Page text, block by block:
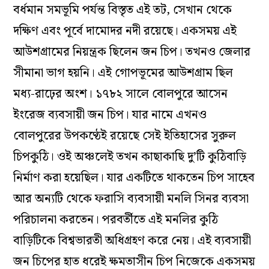
বর্ধমান সমভূমি পর্যন্ত বিস্তৃত এই তট, সেখান থেকে
দক্ষিণ এবং পূর্বে দামোদর নদী রয়েছে। একসময় এই
আউশগ্রামের নিয়ন্ত্রক ছিলেন জন চিপ। তখনও জেলার
সীমানা ভাগ হয়নি। এই গোপভূমের আউশগ্রাম ছিল
মধ্য-রাঢ়ের অংশ। ১৭৮২ সালে বোলপুরে আসেন
ইংরেজ ব্যবসায়ী জন চিপ। যার নামে এখনও
বোলপুরের উপকণ্ঠেই রয়েছে সেই ইতিহাসের সুরুল
চিপকুঠি। ওই অঞ্চলেই তখন কাছাকাছি দু’টি কুঠিবাড়ি
নির্মাণ করা হয়েছিল। যার একটিতে থাকতেন চিপ সাহেব
আর অন্যটি থেকে ফরাসি ব্যবসায়ী মনলি সিনর ব্যবসা
পরিচালনা করতেন। পরবর্তীতে এই মনলির কুঠি
বাড়িটিকে বিশ্বভারতী অধিগ্রহণ করে নেয়। এই ব্যবসায়ী
জন চিপের হাত ধরেই ক্ষমতাসীন চিপ নিজেকে একসময়